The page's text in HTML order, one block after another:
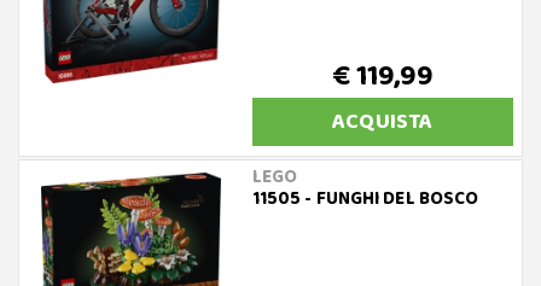
€ 119,99
ACQUISTA
LEGO
11505 - FUNGHI DEL BOSCO